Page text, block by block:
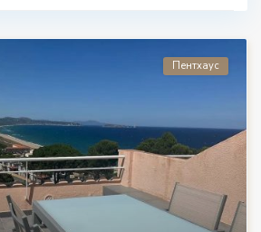
Пентхаус